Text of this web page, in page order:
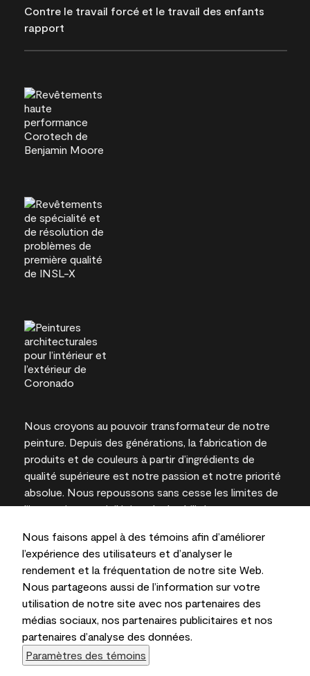
Nous faisons appel à des témoins afin d’améliorer
l’expérience des utilisateurs et d’analyser le
rendement et la fréquentation de notre site Web.
Nous partageons aussi de l’information sur votre
utilisation de notre site avec nos partenaires des
médias sociaux, nos partenaires publicitaires et nos
partenaires d’analyse des données.
Paramètres des témoins
Contre le travail forcé et le travail des enfants
rapport
Nous croyons au pouvoir transformateur de notre
peinture. Depuis des générations, la fabrication de
produits et de couleurs à partir d’ingrédients de
qualité supérieure est notre passion et notre priorité
absolue. Nous repoussons sans cesse les limites de
l’innovation et privilégions la durabilité pour
l’expertise locale.
Les couleurs représentées à l’écran et sur les
documents imprimés peuvent différer des couleurs
en contenant.